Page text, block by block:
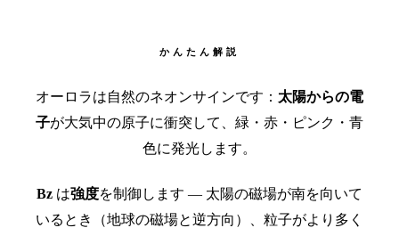
かんたん解説
オーロラは自然のネオンサインです： 太陽からの電
子が大気中の原子に衝突して、緑・赤・ピンク・青
色に発光します。
Bz は強度を制御します — 太陽の磁場が南を向いて
いるとき（地球の磁場と逆方向）、粒子がより多く